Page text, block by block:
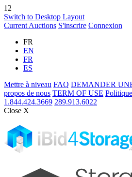
12
Switch to Desktop Layout
Current Auctions S'inscrire Connexion
FR
EN
FR
ES
Mettre à niveau FAQ DEMANDER
propos de nous TERM OF USE
1.844.424.3669 289.913.6022
Close X